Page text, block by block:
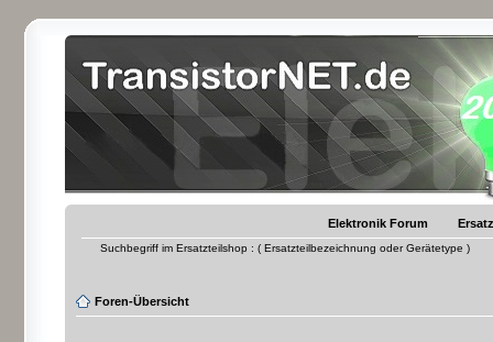
Elektronik Forum
Suchbegriff im Ersatzteilshop : ( Ersatzteilbezeichnung oder Gerätetype )
Foren-Übersicht